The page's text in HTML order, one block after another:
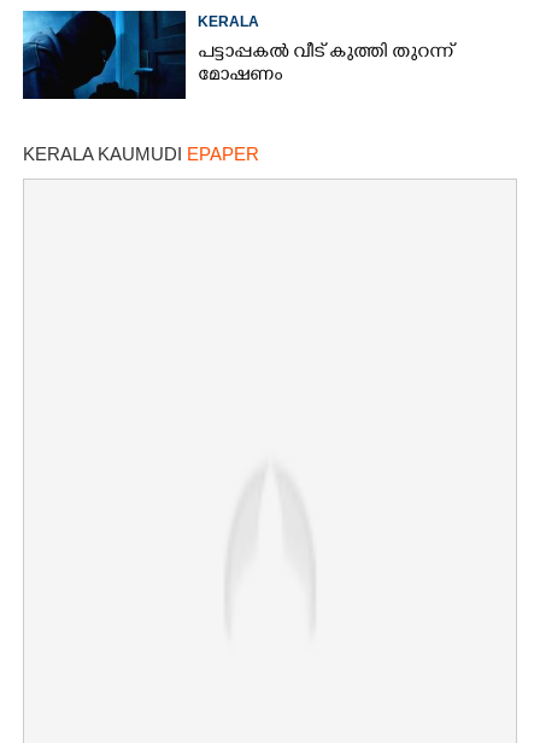
KERALA
പട്ടാപ്പകൽ വീട് കുത്തി തുറന്ന്
മോഷണം
KERALA KAUMUDI EPAPER